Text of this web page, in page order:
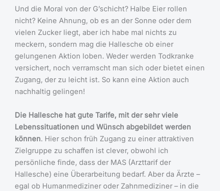
Und die Moral von der G’schicht? Halbe Eier rollen
nicht? Keine Ahnung, ob es an der Sonne oder dem
vielen Zucker liegt, aber ich habe mal nichts zu
meckern, sondern mag die Hallesche ob einer
gelungenen Aktion loben. Weder werden Todkranke
versichert, noch verramscht man sich oder bietet einen
Zugang, der zu leicht ist. So kann eine Aktion auch
nachhaltig gelingen!
Die Hallesche hat gute Tarife, mit der sehr viele
Lebenssituationen und Wünsch abgebildet werden
können. Hier schon früh Zugang zu einer attraktiven
Zielgruppe zu schaffen ist clever, obwohl ich
persönliche finde, dass der MAS (Arzttarif der
Hallesche) eine Überarbeitung bedarf. Aber da Ärzte –
egal ob Humanmediziner oder Zahnmediziner – in die